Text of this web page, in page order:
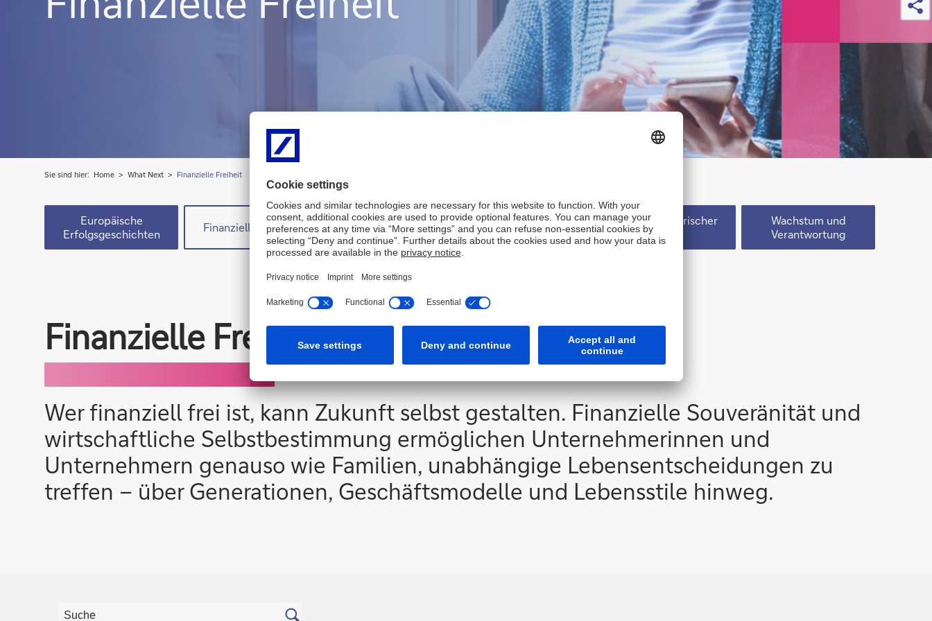
Sie sind hier: Home What Next Finanzielle Freiheit
Europäische
Erfolgsgeschichten
Finanzielle Freiheit
Technologische
Transformation
Wandel gestalten
Unternehmerischer
Mut
Wachstum und
Verantwortung
Finanzielle Freiheit
Wer finanziell frei ist, kann Zukunft selbst gestalten. Finanzielle Souveränität und
wirtschaftliche Selbstbestimmung ermöglichen Unternehmerinnen und
Unternehmern genauso wie Familien, unabhängige Lebensentscheidungen zu
treffen – über Generationen, Geschäftsmodelle und Lebensstile hinweg.